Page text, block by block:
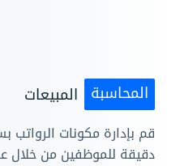
المحاسبة المبيعات
قم بإدارة مكونات
دقيقة للموظفين من خلال